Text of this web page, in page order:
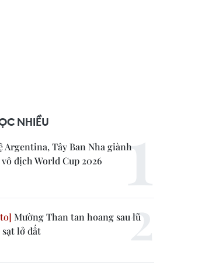
NHIỀU
Argentina, Tây Ban Nha giành
địch World Cup 2026
Mường Than tan hoang sau lũ
sạt lở đất